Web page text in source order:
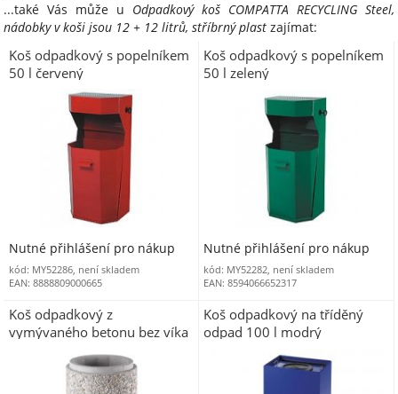
...také Vás může u Odpadkový koš COMPATTA RECYCLING Steel,
nádobky v koši jsou 12 + 12 litrů, stříbrný plast zajímat:
Koš odpadkový s popelníkem
50 l červený
Nutné přihlášení pro nákup
kód: MY52286, není skladem
EAN: 8888809000665
Koš odpadkový s popelníkem
50 l zelený
Nutné přihlášení pro nákup
kód: MY52282, není skladem
EAN: 8594066652317
Koš odpadkový z
vymývaného betonu bez víka
Koš odpadkový na tříděný
odpad 100 l modrý